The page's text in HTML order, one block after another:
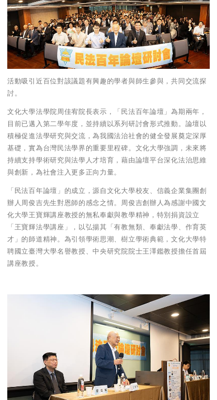
活動吸引近百位對該議題有興趣的學者與師生參與，共同交流探
討。
文化大學法學院周佳宥院長表示，「民法百年論壇」為期兩年，
目前已邁入第二學年度，並持續以系列研討會形式推動。論壇以
積極促進法學研究與交流，為我國法治社會的健全發展奠定深厚
基礎，實為台灣民法學界的重要里程碑。文化大學強調，未來將
持續支持學術研究與法學人才培育，藉由論壇平台深化法治思維
與創新，為社會注入更多正向力量。
「民法百年論壇」的成立，源自文化大學校友、信義企業集團創
辦人周俊吉先生對恩師的感念之情。周俊吉創辦人為感謝中國文
化大學王寶輝講座教授的無私奉獻與教學精神，特別捐資設立
「王寶輝法學講座」，以弘揚其「有教無類、奉獻法學、作育英
才」的師道精神。為引領學術思潮、樹立學術典範，文化大學特
聘國立臺灣大學名譽教授、中央研究院院士王澤鑑教授擔任首屆
講座教授。